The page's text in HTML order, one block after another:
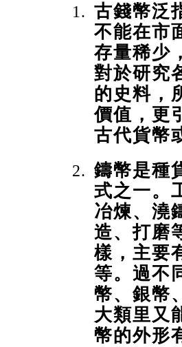
古錢幣泛
不能在市
存量稀少
對於研究
的史料，
價值，更
古代貨幣
鑄幣是種
式之一。
冶煉、澆
造、打磨
樣，主要
等。過不
幣、銀幣
大類里又
幣的外形